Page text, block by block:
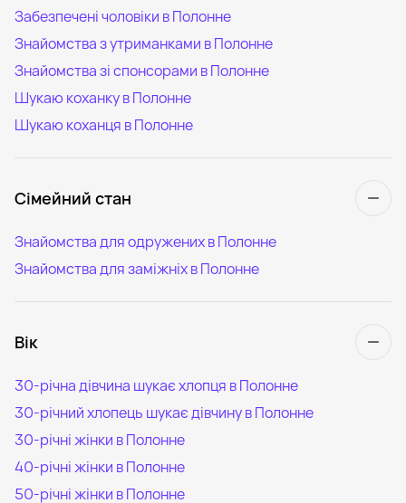
Забезпечені чоловіки в Полонне
Знайомства з утриманками в Полонне
Знайомства зі спонсорами в Полонне
Шукаю коханку в Полонне
Шукаю коханця в Полонне
Сімейний стан
Знайомства для одружених в Полонне
Знайомства для заміжніх в Полонне
Вік
30-річна дівчина шукає хлопця в Полонне
30-річний хлопець шукає дівчину в Полонне
30-річні жінки в Полонне
40-річні жінки в Полонне
50-річні жінки в Полонне